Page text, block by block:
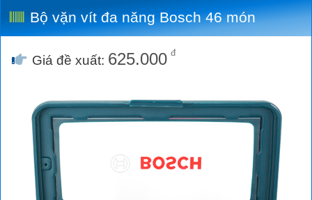
Bộ vặn vít đa năng Bosch 46 món
Giá đề xuất: 625.000 đ